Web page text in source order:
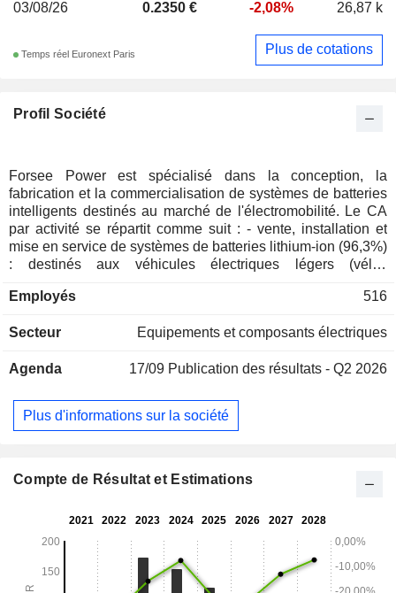
Profil Société
Forsee Power est spécialisé dans la conception, la
fabrication et la commercialisation de systèmes de batteries
intelligents destinés au marché de l'électromobilité. Le CA
par activité se répartit comme suit : - vente, installation et
mise en service de systèmes de batteries lithium-ion (96,3%)
: destinés aux véhicules électriques légers (vélos
roues), aux véhicules lourds (véhicules agricoles, de
véhicules ferroviaires et navires), aux unités de stockage
aux équipements médicaux, aux objets connectés, aux
outillages professionnels ; - prestations de services (2,5%) :
prestations de financement (location de batteries), de
sites de production implantés en France, en Pologne, en
(0,5%).
Employés 516
Secteur Equipements et composants électriques
Agenda 17/09 Publication des résultats - Q2 2026
Plus d'informations sur la société
03/08/26
0.2350 € -2,08% 26,87 k
Temps réel Euronext Paris Plus de cotations
Compte de Résultat et Estimations